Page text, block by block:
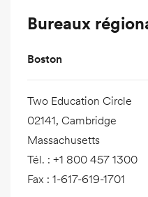
Bureaux
Boston
Two Education Circle
02141, Cambridge
Massachusetts
Tél. : +1 800 457 1300
Fax : 1-617-619-1701